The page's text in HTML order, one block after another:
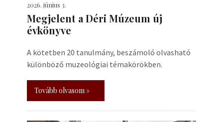
2026. június 3.
Megjelent a Déri Múzeum új
évkönyve
A kötetben 20 tanulmány, beszámoló olvasható
különböző muzeológiai témakörökben.
Tovább olvasom »